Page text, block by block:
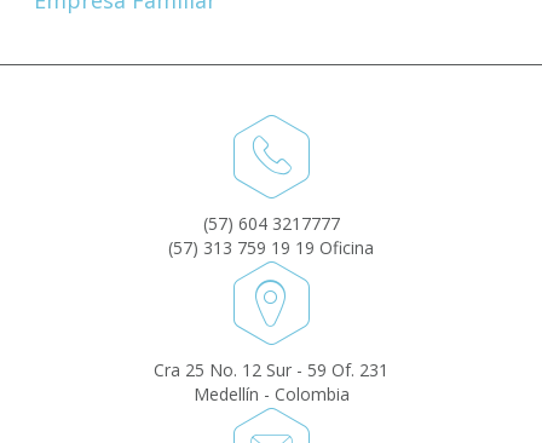
(57) 604 3217777
(57) 313 759 19 19 Oficina
Cra 25 No. 12 Sur - 59 Of. 231
Medellín - Colombia